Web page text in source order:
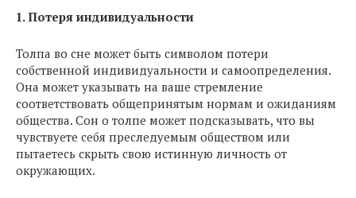
1. Потеря индивидуальности
Толпа во сне может быть символом потери
собственной индивидуальности и самоопределения.
Она может указывать на ваше стремление
соответствовать общепринятым нормам и ожиданиям
общества. Сон о толпе может подсказывать, что вы
чувствуете себя преследуемым обществом или
пытаетесь скрыть свою истинную личность от
окружающих.